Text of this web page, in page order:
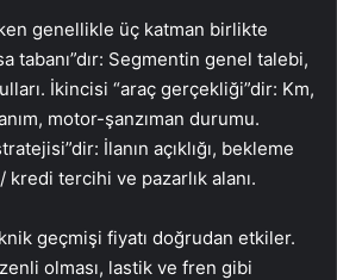
genellikle üç katman birlikte
tabanı”dır: Segmentin genel talebi,
İkincisi “araç gerçekliği”dir: Km,
motor-şanzıman durumu.
İlanın açıklığı, bekleme
tercihi ve pazarlık alanı.
geçmişi fiyatı doğrudan etkiler.
olması, lastik ve fren gibi